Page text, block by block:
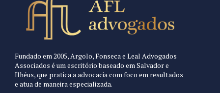
Fundado em 2005, Argolo, Fonseca e Leal Advogados
Associados é um escritório baseado em Salvador e
Ilhéus, que pratica a advocacia com foco em resultados
e atua de maneira especializada.